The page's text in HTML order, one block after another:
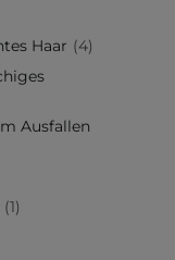
Haar
4
Ausfallen
1